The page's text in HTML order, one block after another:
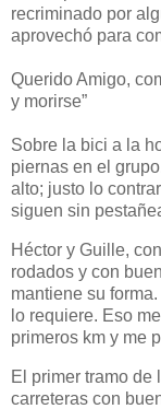
recriminado por
aprovechó para
Querido Amigo,
y morirse”
Sobre la bici a la
piernas en el
alto; justo lo
siguen sin
Héctor y Guille,
rodados y con
mantiene su
lo requiere. Eso
primeros km y me
El primer tramo de
carreteras con